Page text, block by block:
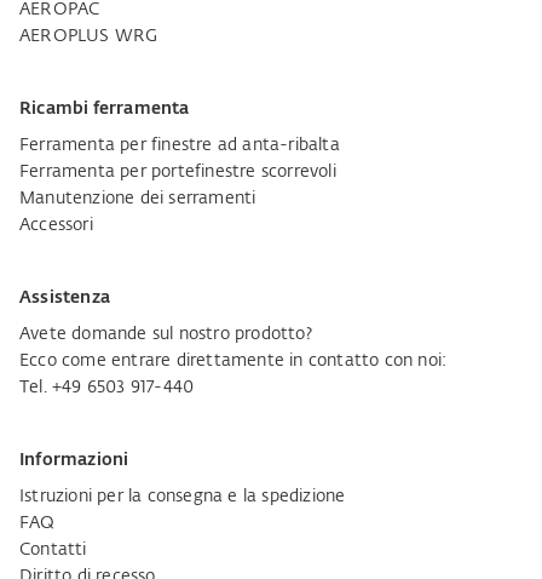
AEROPAC
AEROPLUS WRG
Ricambi ferramenta
Ferramenta per finestre ad anta-ribalta
Ferramenta per portefinestre scorrevoli
Manutenzione dei serramenti
Accessori
Assistenza
Avete domande sul nostro prodotto?
Ecco come entrare direttamente in contatto con noi:
Tel. +49 6503 917-440
Informazioni
Istruzioni per la consegna e la spedizione
FAQ
Contatti